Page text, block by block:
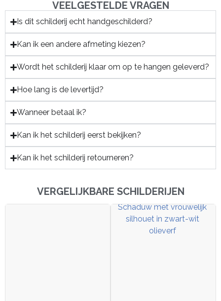
VEELGESTELDE VRAGEN
Is dit schilderij echt handgeschilderd?
Kan ik een andere afmeting kiezen?
Wordt het schilderij klaar om op te hangen geleverd?
Hoe lang is de levertijd?
Wanneer betaal ik?
Kan ik het schilderij eerst bekijken?
Kan ik het schilderij retourneren?
VERGELIJKBARE SCHILDERIJEN